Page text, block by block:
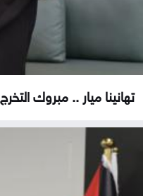
تهانينا ميار .. مبروك التخرج